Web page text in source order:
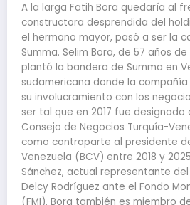
A la larga Fatih Bora quedaría al
constructora desprendida del
el hermano mayor, pasó a ser la
Summa. Selim Bora, de 57 años
plantó la bandera de Summa en
sudamericana donde la
su involucramiento con los
ser tal que en 2017 fue
Consejo de Negocios Turquía-
como contraparte al presidente
Venezuela (BCV) entre 2018 y
Sánchez, actual representante
Delcy Rodríguez ante el Fondo
(FMI). Bora también es miembro